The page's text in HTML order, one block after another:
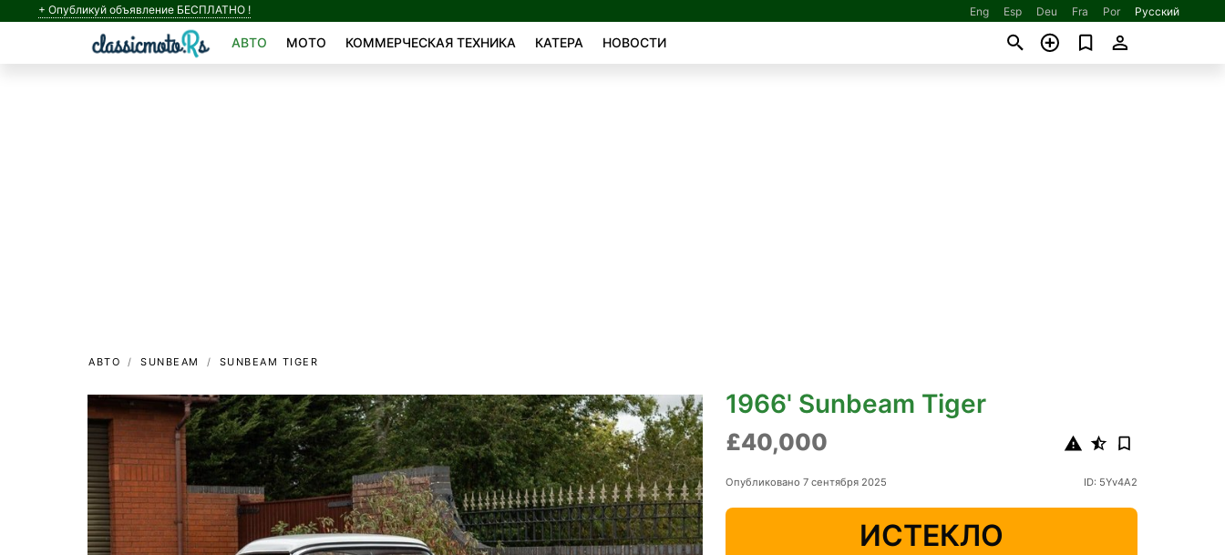
+ Опубликуй объявление БЕСПЛАТНО ! Eng Esp Deu Fra Por Русский
АВТО МОТО КОММЕРЧЕСКАЯ ТЕХНИКА КАТЕРА НОВОСТИ
АВТО SUNBEAM SUNBEAM TIGER
1966' Sunbeam Tiger
£40,000
Опубликовано 7 сентября 2025 ID: 5Yv4A2
ИСТЕКЛО